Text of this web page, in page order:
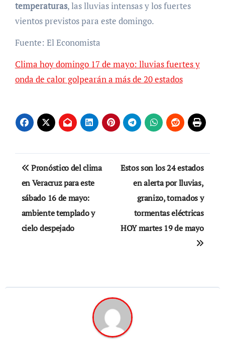
temperaturas, las lluvias intensas y los fuertes
vientos previstos para este domingo.
Fuente: El Economista
Clima hoy domingo 17 de mayo: lluvias fuertes y
onda de calor golpearán a más de 20 estados
Navegación
de
entradas
Pronóstico del clima
en Veracruz para este
sábado 16 de mayo:
ambiente templado y
cielo despejado
Estos son los 24 estados
en alerta por lluvias,
granizo, tornados y
tormentas eléctricas
HOY martes 19 de mayo